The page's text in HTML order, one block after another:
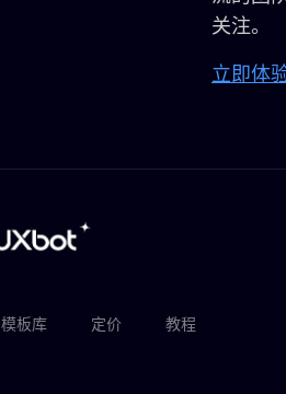
关注。
立即体
模板库 定价 教程